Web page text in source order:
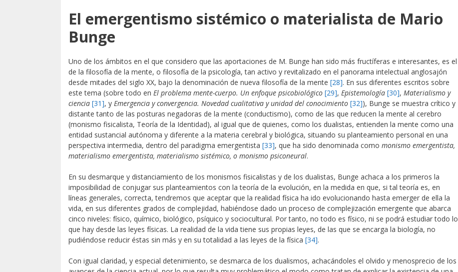
El emergentismo sistémico o materialista de Mario
Bunge
Uno de los ámbitos en el que considero que las aportaciones de M. Bunge han sido más fructíferas e interesantes, es el
de la filosofía de la mente, o filosofía de la psicología, tan activo y revitalizado en el panorama intelectual anglosajón
desde mitades del siglo XX, bajo la denominación de nueva filosofía de la mente [28]. En sus diferentes escritos sobre
este tema (sobre todo en El problema mente-cuerpo. Un enfoque psicobiológico [29], Epistemología [30], Materialismo y
ciencia [31], y Emergencia y convergencia. Novedad cualitativa y unidad del conocimiento [32]), Bunge se muestra crítico y
distante tanto de las posturas negadoras de la mente (conductismo), como de las que reducen la mente al cerebro
(monismo fisicalista, Teoría de la Identidad), al igual que de quienes, como los dualistas, entienden la mente como una
entidad sustancial autónoma y diferente a la materia cerebral y biológica, situando su planteamiento personal en una
perspectiva intermedia, dentro del paradigma emergentista [33], que ha sido denominada como monismo emergentista,
materialismo emergentista, materialismo sistémico, o monismo psiconeural.
En su desmarque y distanciamiento de los monismos fisicalistas y de los dualistas, Bunge achaca a los primeros la
imposibilidad de conjugar sus planteamientos con la teoría de la evolución, en la medida en que, si tal teoría es, en
líneas generales, correcta, tendremos que aceptar que la realidad física ha ido evolucionando hasta emerger de ella la
vida, en sus diferentes grados de complejidad, habiéndose dado un proceso de complejización emergente que abarca
cinco niveles: físico, químico, biológico, psíquico y sociocultural. Por tanto, no todo es físico, ni se podrá estudiar todo lo
que hay desde las leyes físicas. La realidad de la vida tiene sus propias leyes, de las que se encarga la biología, no
pudiéndose reducir éstas sin más y en su totalidad a las leyes de la física [34].
Con igual claridad, y especial detenimiento, se desmarca de los dualismos, achacándoles el olvido y menosprecio de los